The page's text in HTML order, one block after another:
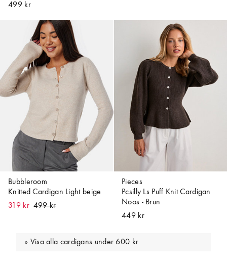
499 kr
Bubbleroom
Knitted Cardigan Light beige
319 kr
Pieces
Pcsilly Ls Puff Knit Cardigan
Noos - Brun
449 kr
Visa alla cardigans under 600 kr